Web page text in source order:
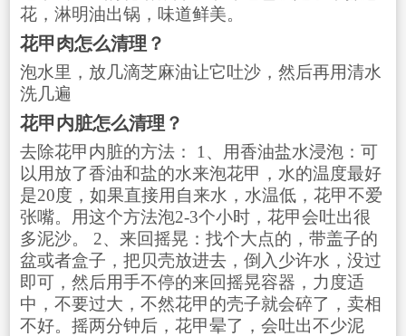
花，淋明油出锅，味道鲜美。
花甲肉怎么清理？
泡水里，放几滴芝麻油让它吐沙，然后再用清水
洗几遍
花甲内脏怎么清理？
去除花甲内脏的方法： 1、用香油盐水浸泡：可
以用放了香油和盐的水来泡花甲，水的温度最好
是20度，如果直接用自来水，水温低，花甲不爱
张嘴。用这个方法泡2-3个小时，花甲会吐出很
多泥沙。 2、来回摇晃：找个大点的，带盖子的
盆或者盒子，把贝壳放进去，倒入少许水，没过
即可，然后用手不停的来回摇晃容器，力度适
中，不要过大，不然花甲的壳子就会碎了，卖相
不好。摇两分钟后，花甲晕了，会吐出不少泥